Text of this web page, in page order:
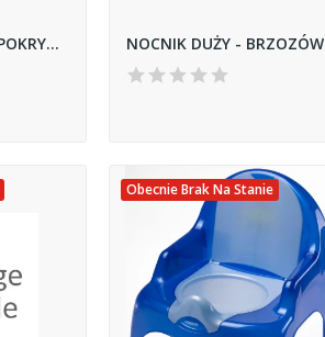
NOCNIK "ŻABKA" Z POKRYWKŃ B. NOCNIK DUŻY - BRZOZÓW
Obecnie Brak Na Stanie